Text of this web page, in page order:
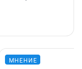
МНЕНИЕ